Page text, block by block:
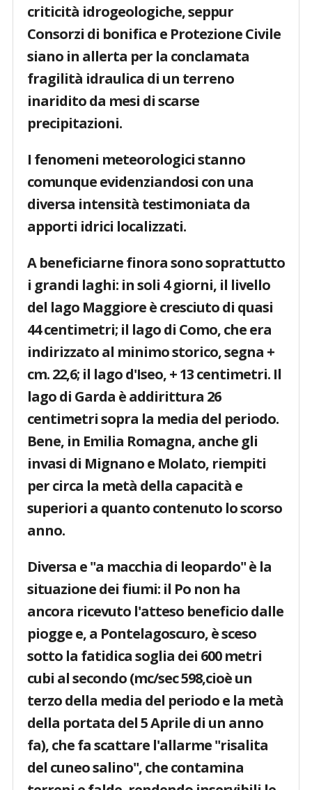
criticità idrogeologiche, seppur
Consorzi di bonifica e Protezione Civile
siano in allerta per la conclamata
fragilità idraulica di un terreno
inaridito da mesi di scarse
precipitazioni.
I fenomeni meteorologici stanno
comunque evidenziandosi con una
diversa intensità testimoniata da
apporti idrici localizzati.
A beneficiarne finora sono soprattutto
i grandi laghi: in soli 4 giorni, il livello
del lago Maggiore è cresciuto di quasi
44 centimetri; il lago di Como, che era
indirizzato al minimo storico, segna +
cm. 22,6; il lago d'Iseo, + 13 centimetri. Il
lago di Garda è addirittura 26
centimetri sopra la media del periodo.
Bene, in Emilia Romagna, anche gli
invasi di Mignano e Molato, riempiti
per circa la metà della capacità e
superiori a quanto contenuto lo scorso
anno.
Diversa e "a macchia di leopardo" è la
situazione dei fiumi: il Po non ha
ancora ricevuto l'atteso beneficio dalle
piogge e, a Pontelagoscuro, è sceso
sotto la fatidica soglia dei 600 metri
cubi al secondo (mc/sec 598,cioè un
terzo della media del periodo e la metà
della portata del 5 Aprile di un anno
fa), che fa scattare l'allarme "risalita
del cuneo salino", che contamina